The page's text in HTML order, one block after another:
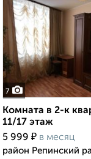
7
Комната в 2-к
11/17 этаж
5 999 ₽ в месяц
район Репинский